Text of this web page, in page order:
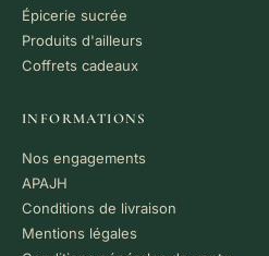
Épicerie sucrée
Produits d'ailleurs
Coffrets cadeaux
INFORMATIONS
Nos engagements
APAJH
Conditions de livraison
Mentions légales